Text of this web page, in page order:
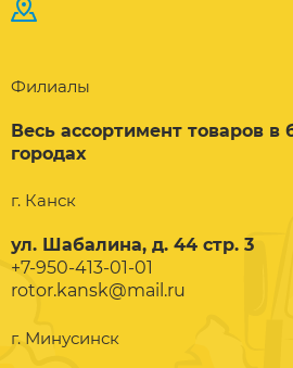
Филиалы
Весь ассортимент товаров
городах
г. Канск
ул. Шабалина, д. 44 стр. 3
+7-950-413-01-01
rotor.kansk@mail.ru
г. Минусинск